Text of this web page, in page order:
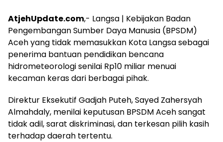
AtjehUpdate.com,- Langsa | Kebijakan Badan
Pengembangan Sumber Daya Manusia (BPSDM)
Aceh yang tidak memasukkan Kota Langsa sebagai
penerima bantuan pendidikan bencana
hidrometeorologi senilai Rp10 miliar menuai
kecaman keras dari berbagai pihak.
Direktur Eksekutif Gadjah Puteh, Sayed Zahersyah
Almahdaly, menilai keputusan BPSDM Aceh sangat
tidak adil, sarat diskriminasi, dan terkesan pilih kasih
terhadap daerah tertentu.